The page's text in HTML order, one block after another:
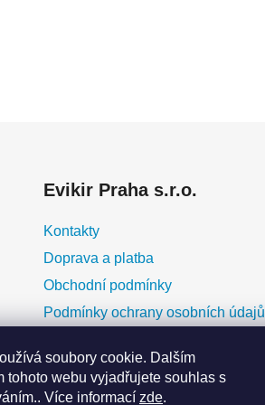
soubory cookie. Dalším
tohoto webu vyjadřujete souhlas s
Více informací zde.
Evikir Praha s.r.o.
Kontakty
Doprava a platba
Obchodní podmínky
Podmínky ochrany osobních údajů
Blog
Moje objednávka